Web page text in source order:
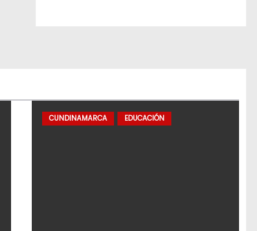
CUNDINAMARCA EDUCACIÓN